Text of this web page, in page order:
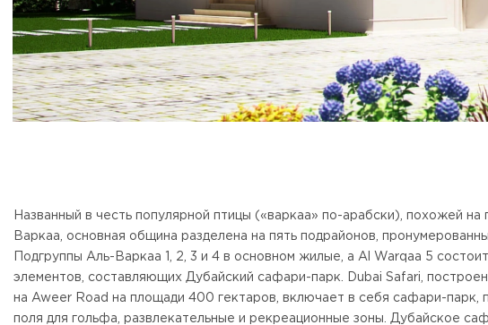
Названный в честь популярной птицы («варкаа» по-арабски), похожей на
Варкаа, основная община разделена на пять подрайонов,
Подгруппы Аль-Варкаа 1, 2, 3 и 4 в основном жилые, а Al Warqaa 5
элементов, составляющих Дубайский сафари-парк. Dubai Safari,
на Aweer Road на площади 400 гектаров, включает в себя сафари-парк,
поля для гольфа, развлекательные и рекреационные зоны. Дубайское